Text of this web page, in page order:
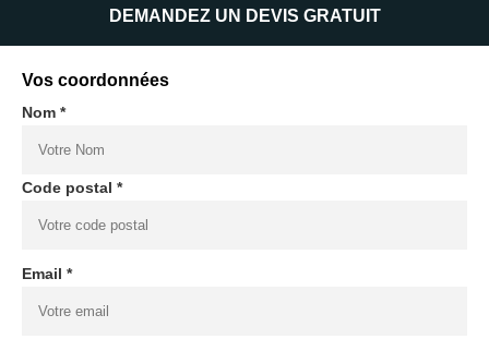
DEMANDEZ UN DEVIS GRATUIT
Vos coordonnées
Nom *
Code postal *
Email *